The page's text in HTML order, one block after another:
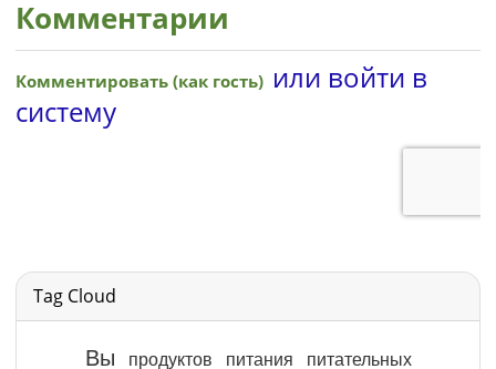
Комментарии
Tag Cloud
Вы продуктов питания питательных